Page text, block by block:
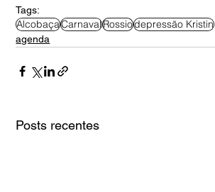
Tags:
AlcobaçaCarnavalRossiodepressão Kristin
agenda
Posts recentes